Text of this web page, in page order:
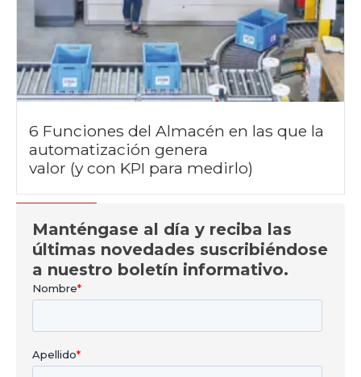
6 Funciones del Almacén en las que la
automatización genera
valor (y con KPI para medirlo)
Manténgase al día y reciba las
últimas novedades suscribiéndose
a nuestro boletín informativo.